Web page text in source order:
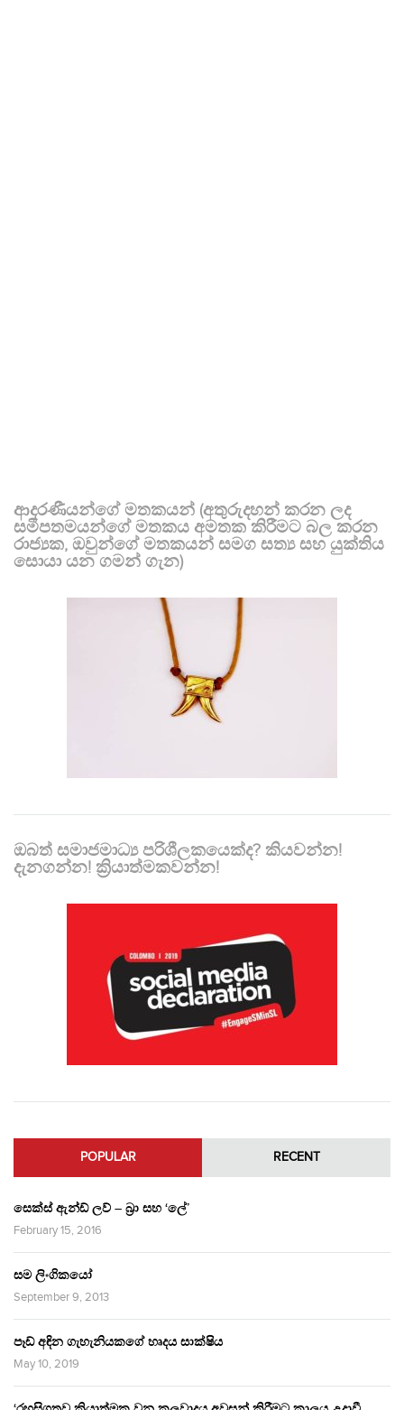
ආදරණීයන්ගේ මතකයන් (අතුරුදහන් කරන ලද
සමීපතමයන්ගේ මතකය අමතක කිරීමට බල කරන
රාජ්‍යක, ඔවුන්ගේ මතකයන් සමග සත්‍ය සහ යුක්තිය
සොයා යන ගමන් ගැන)
ඔබත් සමාජමාධ්‍ය පරිශීලකයෙක්ද? කියවන්න!
දැනගන්න! ක්‍රියාත්මකවන්න!
POPULAR RECENT
සෙක්ස් ඇන්ඩ් ලව් – බ්‍රා සහ ‘ලේ’
February 15, 2016
සම ලිංගිකයෝ
September 9, 2013
පෑඩ් අඳින ගැහැනියකගේ හෘදය සාක්ෂිය
May 10, 2019